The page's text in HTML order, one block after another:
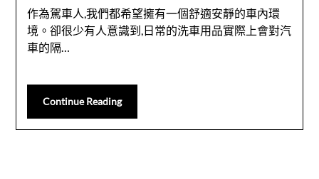
作為駕車人,我們都希望擁有一個舒適安靜的車內環
境。卻很少有人意識到,日常的洗車用品實際上會對汽
車的隔…
Continue Reading